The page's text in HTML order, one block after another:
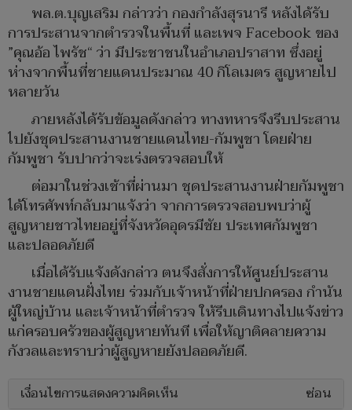
พล.ต.บุญเสริม กล่าวว่า กองกำลังสุรนารี หลังได้รับ
การประสานจากตำรวจในพื้นที่ และเพจ Facebook ของ
”คุณอ้อ ไพรัช“ ว่า มีประชาชนในอำเภอปราสาท ซึ่งอยู่
ห่างจากพื้นที่ชายแดนประมาณ 40 กิโลเมตร สูญหายไป
หลายวัน
ภายหลังได้รับข้อมูลดังกล่าว ทางทหารจึงรีบประสาน
ไปยังชุดประสานงานชายแดนไทย-กัมพูชา โดยฝ่าย
กัมพูชา รับปากว่าจะเร่งตรวจสอบให้
ต่อมาในช่วงเช้าที่ผ่านมา ชุดประสานงานฝ่ายกัมพูชา
ได้โทรศัพท์กลับมาแจ้งว่า จากการตรวจสอบพบว่าผู้
สูญหายชาวไทยอยู่ที่จังหวัดอุดรมีชัย ประเทศกัมพูชา
และปลอดภัยดี
เมื่อได้รับแจ้งดังกล่าว ตนจึงสั่งการให้ศูนย์ประสาน
งานชายแดนฝั่งไทย ร่วมกับเจ้าหน้าที่ฝ่ายปกครอง กำนัน
ผู้ใหญ่บ้าน และเจ้าหน้าที่ตำรวจ ให้รีบเดินทางไปแจ้งข่าว
แก่ครอบครัวของผู้สูญหายทันที เพื่อให้ญาติคลายความ
กังวลและทราบว่าผู้สูญหายยังปลอดภัยดี.
เงื่อนไขการแสดงความคิดเห็น ซ่อน